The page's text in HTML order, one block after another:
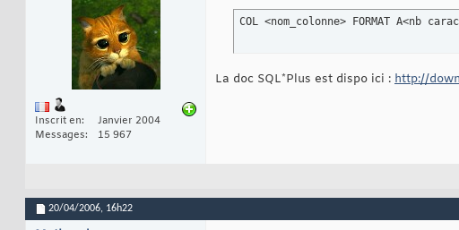
Inscrit en
Janvier 2004
Messages
15 967
COL <nom_colonne> FORMAT A<nb
La doc SQL*Plus est dispo ici : http://
20/04/2006, 16h22